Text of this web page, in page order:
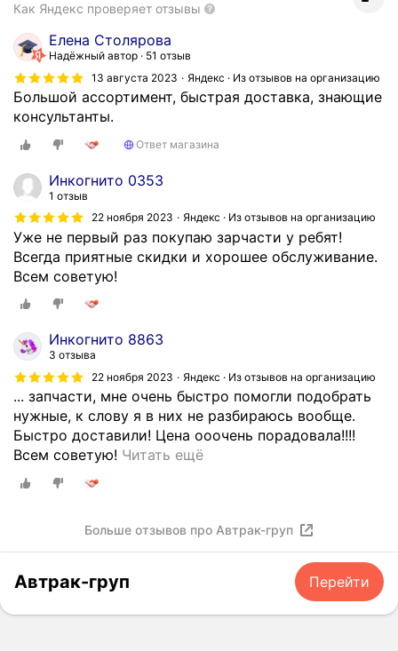
Как Яндекс проверяет отзывы
Елена Столярова
Надёжный автор
51 отзыв
13 августа 2023
Яндекс · Из отзывов на организацию
Большой ассортимент, быстрая доставка, знающие
консультанты.
Ответ магазина
Инкогнито 0353
1 отзыв
22 ноября 2023
Яндекс · Из отзывов на организацию
Уже не первый раз покупаю зарчасти у ребят!
Всегда приятные скидки и хорошее обслуживание.
Всем советую!
Инкогнито 8863
3 отзыва
22 ноября 2023
Яндекс · Из отзывов на организацию
... запчасти, мне очень быстро помогли подобрать
нужные, к слову я в них не разбираюсь вообще.
Быстро доставили! Цена ооочень порадовала!!!!
Всем советую! Читать ещёМ
о
п
с
Больше отзывов про Автрак-груп
Автрак-груп Перейти